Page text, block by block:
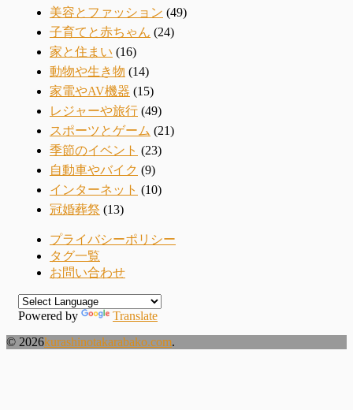
美容とファッション (49)
子育てと赤ちゃん (24)
家と住まい (16)
動物や生き物 (14)
家電やAV機器 (15)
レジャーや旅行 (49)
スポーツとゲーム (21)
季節のイベント (23)
自動車やバイク (9)
インターネット (10)
冠婚葬祭 (13)
プライバシーポリシー
タグ一覧
お問い合わせ
Powered by
Translate
© 2026kurashinotakarabako.com.